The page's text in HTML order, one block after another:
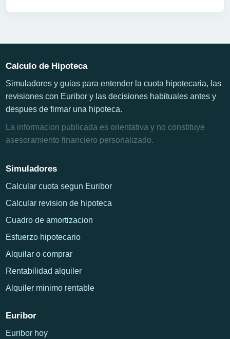
Calculo de Hipoteca
Simuladores y guias para entender la cuota hipotecaria, las
revisiones con Euribor y las decisiones habituales antes y
despues de firmar una hipoteca.
La informacion publicada es orientativa y no constituye
asesoramiento financiero personalizado.
Simuladores
Calcular cuota segun Euribor
Calcular revision de hipoteca
Cuadro de amortizacion
Esfuerzo hipotecario
Alquilar o comprar
Rentabilidad alquiler
Alquiler minimo rentable
Euribor
Euribor hoy